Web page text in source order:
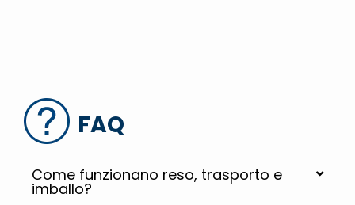
FAQ
Come funzionano reso, trasporto e
imballo?